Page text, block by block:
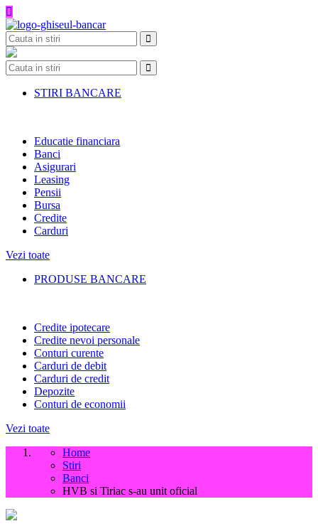
Skip
to
content
STIRI BANCARE
Educatie financiara
Banci
Asigurari
Leasing
Pensii
Bursa
Credite
Carduri
Vezi toate
PRODUSE BANCARE
Credite ipotecare
Credite nevoi personale
Conturi curente
Carduri de debit
Carduri de credit
Depozite
Conturi de economii
Vezi toate
Home
Stiri
Banci
HVB si Tiriac s-au unit oficial